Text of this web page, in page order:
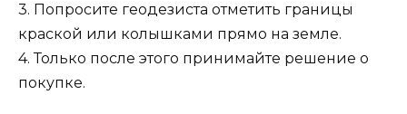
3. Попросите геодезиста отметить границы
краской или колышками прямо на земле.
4. Только после этого принимайте решение о
покупке.